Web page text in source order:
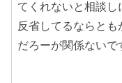
てくれないと相談し
反省してるならと
だろーが関係ないで